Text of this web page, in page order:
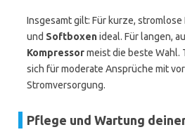
Insgesamt gilt: Für kurze, stromlose
und Softboxenideal. Für langen,
Kompressormeist die beste
sich für moderate Ansprüche mit
Stromversorgung.
Pflege und Wartung